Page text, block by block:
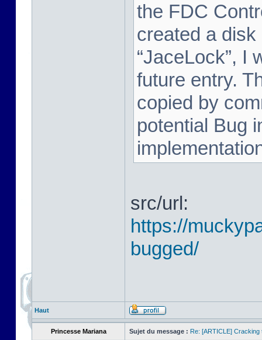
the FDC
created a
“JaceLock”, I
future entry.
copied by
potential Bug
src/url:
https://
bugged/
Haut
Princesse Mariana Sujet du message : Re: [ARTICLE] Cracking